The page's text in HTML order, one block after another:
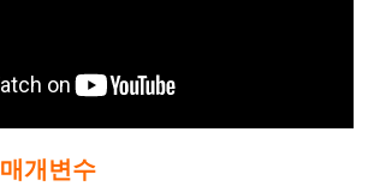
매개변수